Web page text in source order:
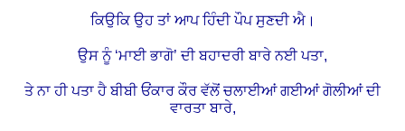
ਕਿਉਕਿ ਉਹ ਤਾਂ ਆਪ ਹਿੰਦੀ ਪੌਪ ਸੁਣਦੀ ਐ।
ਉਸ ਨੂੰ ‘ਮਾਈ ਭਾਗੋ’ ਦੀ ਬਹਾਦਰੀ ਬਾਰੇ ਨਈ ਪਤਾ,
ਤੇ ਨਾ ਹੀ ਪਤਾ ਹੈ ਬੀਬੀ ਓਂਕਾਰ ਕੌਰ ਵੱਲੋਂ ਚਲਾਈਆਂ ਗਈਆਂ ਗੋਲੀਆਂ ਦੀ
ਵਾਰਤਾ ਬਾਰੇ,